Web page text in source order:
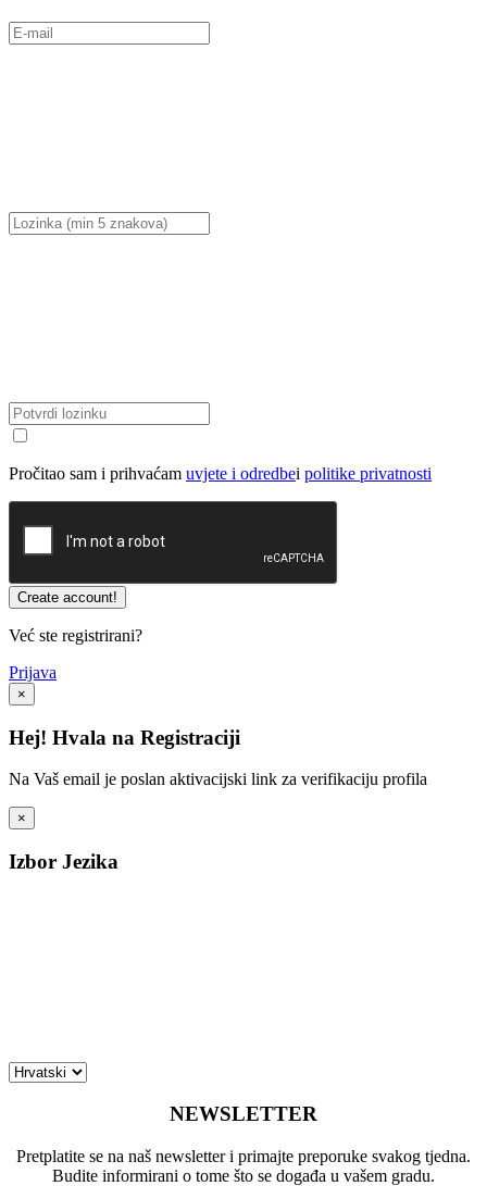
Pročitao sam i prihvaćam uvjete i odredbei politike privatnosti
Već ste registrirani?
Prijava
×
Hej! Hvala na Registraciji
Na Vaš email je poslan aktivacijski link za verifikaciju profila
×
Izbor Jezika
NEWSLETTER
Pretplatite se na naš newsletter i primajte preporuke svakog tjedna.
Budite informirani o tome što se događa u vašem gradu.